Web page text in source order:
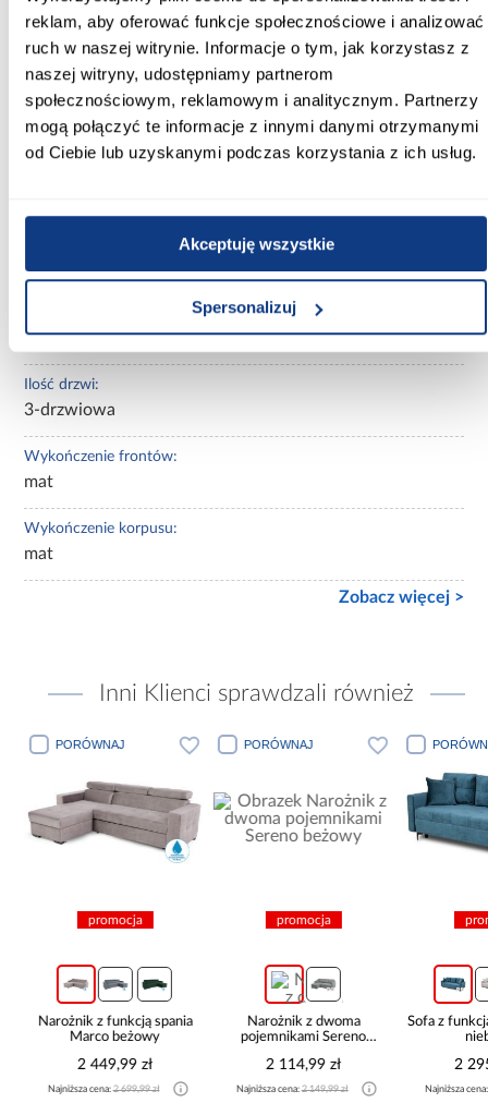
reklam, aby oferować funkcje społecznościowe i analizować
ruch w naszej witrynie. Informacje o tym, jak korzystasz z
naszej witryny, udostępniamy partnerom
społecznościowym, reklamowym i analitycznym. Partnerzy
mogą połączyć te informacje z innymi danymi otrzymanymi
od Ciebie lub uzyskanymi podczas korzystania z ich usług.
Akceptuję wszystkie
Spersonalizuj
Wysokość [cm]:
245.50
Kolor frontów:
beżowy
beżowe
bez lustra
Ilość drzwi:
3-drzwiowa
Wykończenie frontów:
mat
Wykończenie korpusu:
mat
Zobacz więcej >
Inni Klienci sprawdzali również
PORÓWNAJ
promocja
Narożnik z funkcją spania
Marco beżowy
2 449,99 zł
Najniższa cena:2 699,99 zł
PORÓWNAJ
promocja
Narożnik z dwoma
pojemnikami Sereno
2 114,99 zł
Najniższa cena:2 149,99 zł
Sofa z
2
Najniższa